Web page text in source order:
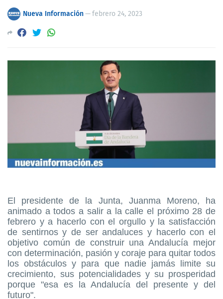
Nueva Información—febrero 24, 2023
El presidente de la Junta, Juanma Moreno, ha
animado a todos a salir a la calle el próximo 28 de
febrero y a hacerlo con el orgullo y la satisfacción
de sentirnos y de ser andaluces y hacerlo con el
objetivo común de construir una Andalucía mejor
con determinación, pasión y coraje para quitar todos
los obstáculos y para que nadie jamás limite su
crecimiento, sus potencialidades y su prosperidad
porque "esa es la Andalucía del presente y del
futuro".